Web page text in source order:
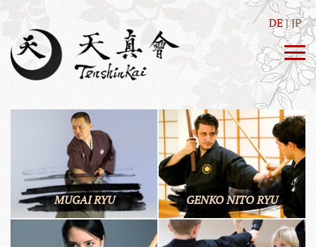
DE JP
MUGAI RYU GENKO NITO RYU